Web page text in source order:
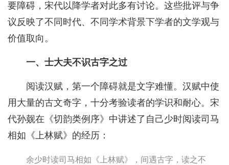
要障碍，宋代以降学者对此多有讨论。这些批评与争
议反映了不同时代、不同学术背景下学者的文学观与
价值取向。
一、士大夫不识古字之过
阅读汉赋，第一个障碍就是文字难懂。汉赋中使
用大量的古文奇字，十分考验读者的学识和耐心。宋
代孙觌在《切韵类例序》中讲述了自己少时阅读司马
相如《上林赋》的经历：
余少时读司马相如《上林赋》，间遇古字，读之不